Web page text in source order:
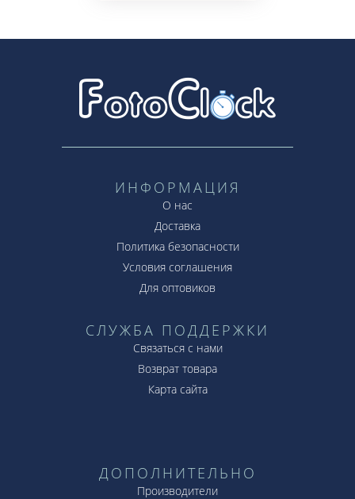
ИНФОРМАЦИЯ
О нас
Доставка
Политика безопасности
Условия соглашения
Для оптовиков
СЛУЖБА ПОДДЕРЖКИ
Связаться с нами
Возврат товара
Карта сайта
ДОПОЛНИТЕЛЬНО
Производители